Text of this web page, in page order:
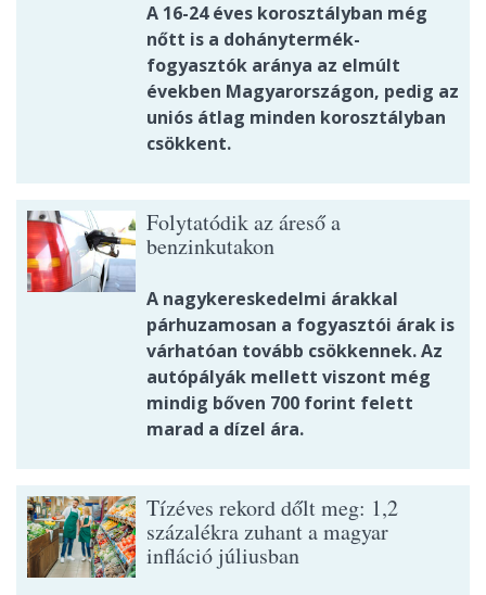
A 16-24 éves korosztályban még
nőtt is a dohánytermék-
fogyasztók aránya az elmúlt
években Magyarországon, pedig az
uniós átlag minden korosztályban
csökkent.
Folytatódik az áreső a
benzinkutakon
A nagykereskedelmi árakkal
párhuzamosan a fogyasztói árak is
várhatóan tovább csökkennek. Az
autópályák mellett viszont még
mindig bőven 700 forint felett
marad a dízel ára.
Tízéves rekord dőlt meg: 1,2
százalékra zuhant a magyar
infláció júliusban